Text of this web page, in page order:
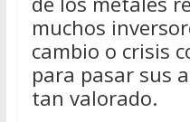
muchos
cambio o crisis
para pasar sus
tan valorado.